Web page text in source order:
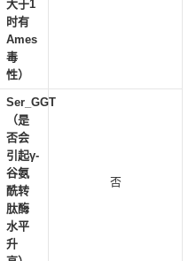
大于1
时有
Ames
毒
性）
Ser_GGT
（是
否会
引起γ-
谷氨
酰转
肽酶
水平
升
否